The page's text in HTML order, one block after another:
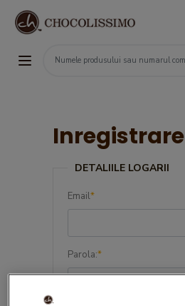
Inregistrare
DETALIILE LOGARII
Email*
Parola:*